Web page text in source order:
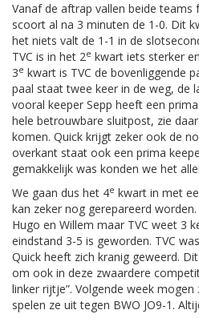
Vanaf de aftrap vallen beide teams
scoort al na 3 minuten de 1-0. Dit
het niets valt de 1-1 in de
TVC is in het 2e kwart iets sterker
3e kwart is TVC de bovenliggende
paal staat twee keer in de weg, de
vooral keeper Sepp heeft een
hele betrouwbare sluitpost, zie
komen. Quick krijgt zeker ook de
overkant staat ook een prima
gemakkelijk was konden we het
We gaan dus het 4e kwart in met
kan zeker nog gerepareerd
Hugo en Willem maar TVC weet 3
eindstand 3-5 is geworden. TVC
Quick heeft zich kranig geweerd.
om ook in deze zwaardere
linker rijtje”. Volgende week
spelen ze uit tegen BWO JO9-1.